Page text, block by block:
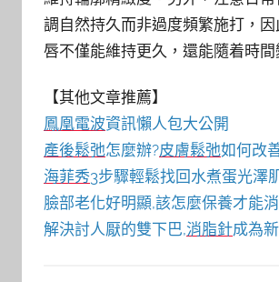
調自然持久而非過度頻繁施打，
唇不僅能維持更久，還能隨着時
【其他文章推薦】
鳳凰電波資訊懶人包大公開
產後鬆弛怎麼辦?皮膚鬆弛如何改
海菲秀3步驟輕鬆找回水煮蛋光澤
臉部老化好明顯,該怎麼保養才能
解決討人厭的雙下巴,消脂針成為